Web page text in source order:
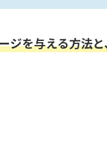
ジを与える方法